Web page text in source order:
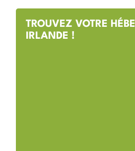
TROUVEZ VOTRE
IRLANDE !